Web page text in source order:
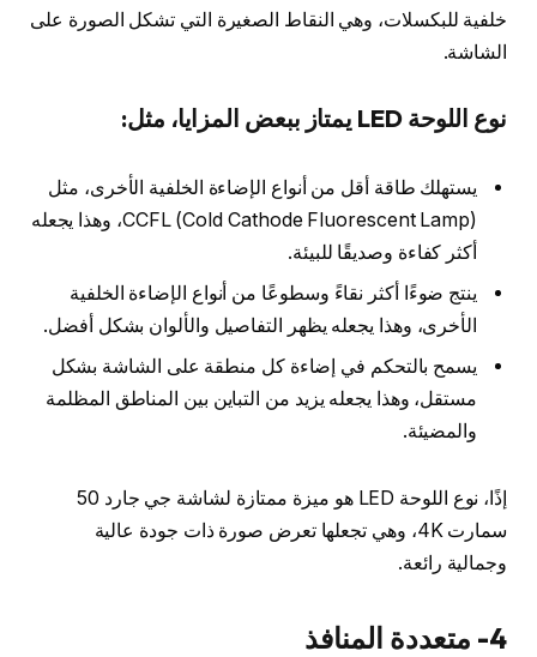
خلفية للبكسلات، وهي النقاط الصغيرة التي تشكل الصورة على
الشاشة.
نوع اللوحة LED يمتاز ببعض المزايا، مثل:
يستهلك طاقة أقل من أنواع الإضاءة الخلفية الأخرى، مثل
CCFL (Cold Cathode Fluorescent Lamp)، وهذا يجعله
أكثر كفاءة وصديقًا للبيئة.
ينتج ضوءًا أكثر نقاءً وسطوعًا من أنواع الإضاءة الخلفية
الأخرى، وهذا يجعله يظهر التفاصيل والألوان بشكل أفضل.
يسمح بالتحكم في إضاءة كل منطقة على الشاشة بشكل
مستقل، وهذا يجعله يزيد من التباين بين المناطق المظلمة
والمضيئة.
إذًا، نوع اللوحة LED هو ميزة ممتازة لشاشة جي جارد 50
سمارت 4K، وهي تجعلها تعرض صورة ذات جودة عالية
وجمالية رائعة.
4- متعددة المنافذ